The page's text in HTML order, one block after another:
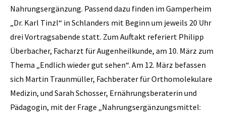
Nahrungsergänzung. Passend dazu finden im Gamperheim
„Dr. Karl Tinzl“ in Schlanders mit Beginn um jeweils 20 Uhr
drei Vortragsabende statt. Zum Auftakt referiert Philipp
Überbacher, Facharzt für Augenheilkunde, am 10. März zum
Thema „Endlich wieder gut sehen“. Am 12. März befassen
sich Martin Traunmüller, Fachberater für Orthomolekulare
Medizin, und Sarah Schosser, Ernährungsberaterin und
Pädagogin, mit der Frage „Nahrungsergänzungsmittel: